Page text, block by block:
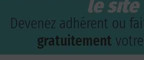
le site
Devenez adhérent ou
gratuitement